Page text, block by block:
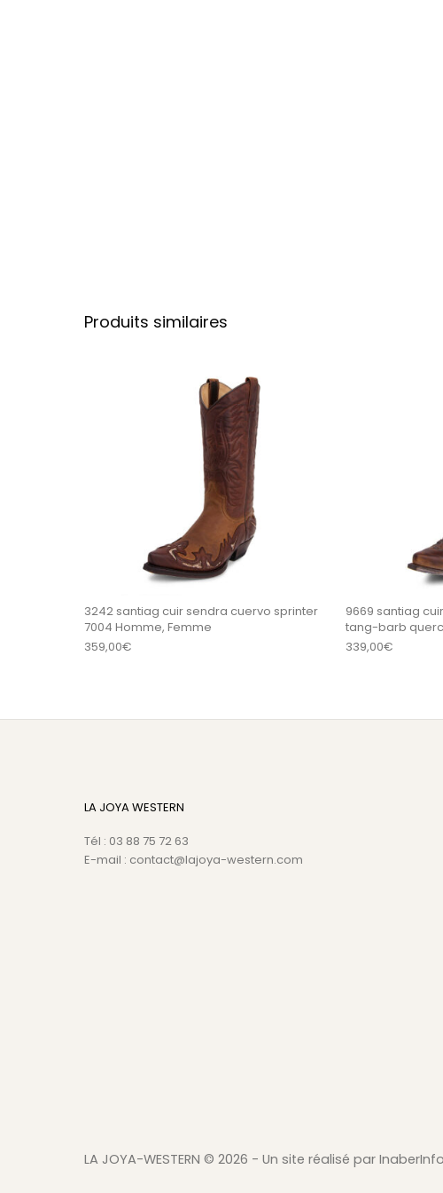
Produits similaires
3242 santiag cuir sendra cuervo sprinter
7004 Homme, Femme
359,00€
Ce produit a
9669 santiag
tang-barb
339,00€
LA JOYA WESTERN
Tél : 03 88 75 72 63
E-mail : contact@lajoya-western.com
LA JOYA-WESTERN © 2026 - Un site réalisé par InaberInfo